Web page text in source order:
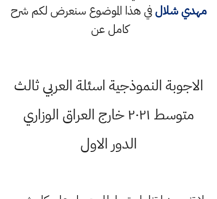
مهدي شلالفي هذا الموضوع سنعرض لكم شرح
كامل عن
الاجوبة النموذجية اسئلة العربي ثالث
متوسط ٢٠٢١ خارج العراق الوزاري
الدور الاول